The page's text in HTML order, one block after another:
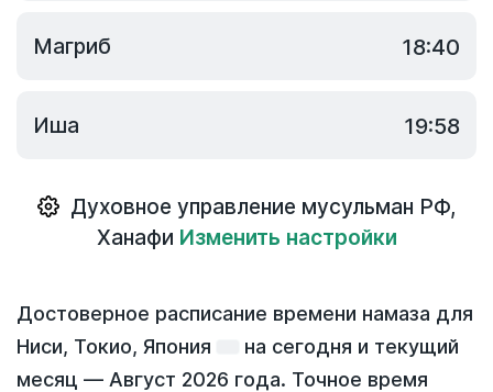
Магриб 18:40
Иша 19:58
Духовное управление мусульман РФ,
Ханафи Изменить настройки
Достоверное расписание времени намаза для
Ниси, Токио, Япония
на сегодня и текущий
месяц — Август 2026 года. Точное время